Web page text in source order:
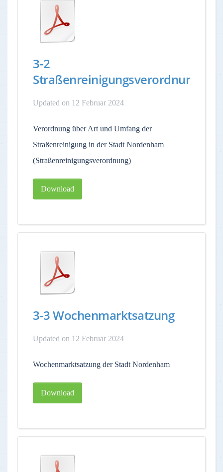
3-2
Straßenreinigungsverordnung
Updated on 12 Februar 2024
Verordnung über Art und Umfang der
Straßenreinigung in der Stadt Nordenham
(Straßenreinigungsverordnung)
Download
3-3 Wochenmarktsatzung
Updated on 12 Februar 2024
Wochenmarktsatzung der Stadt Nordenham
Download